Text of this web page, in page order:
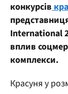
конкурсів
International
вплив
комплекси.
Красуня у